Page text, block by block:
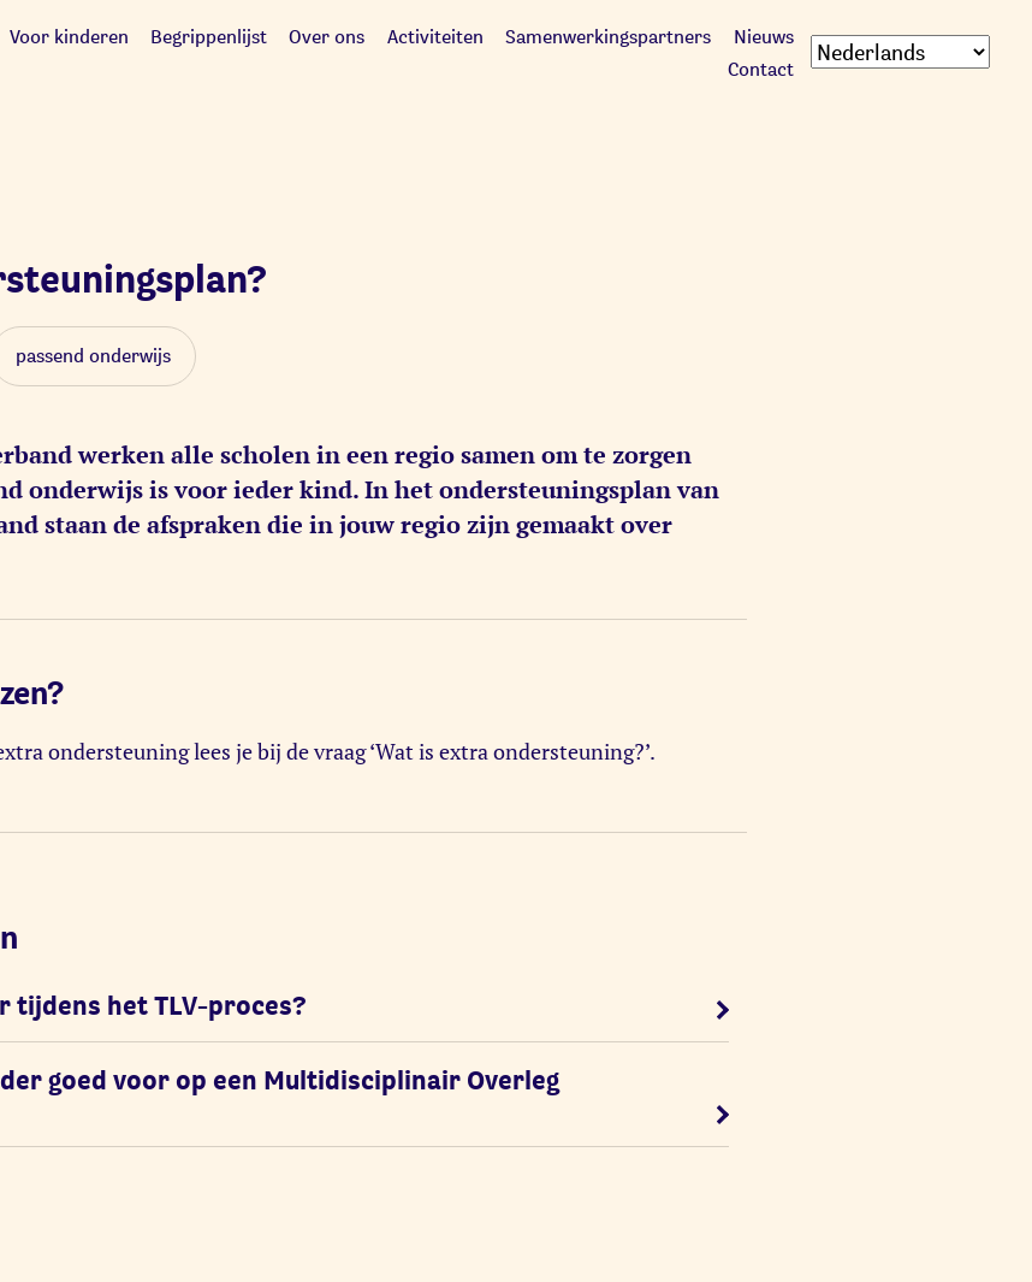
Voor kinderen Begrippenlijst Over ons Activiteiten Samenwerkingspartners
Nieuws
Contact
passend onderwijs
werken alle scholen in een regio samen om te zorgen
onderwijs is voor ieder kind. In het ondersteuningsplan van
staan de afspraken die in jouw regio zijn gemaakt over
ondersteuning lees je bij de vraag ‘Wat is extra ondersteuning?’.
tijdens het TLV-proces?
goed voor op een Multidisciplinair Overleg